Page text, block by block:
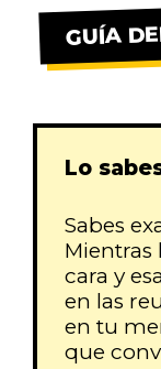
TRABAJA
GUÍA
Lo
Sabes
Mientras
cara y
en las
en tu
que